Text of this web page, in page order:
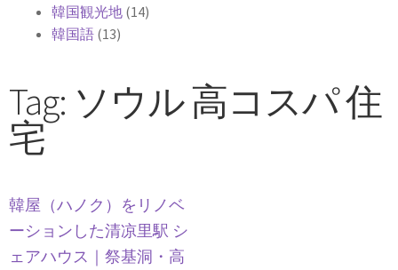
韓国観光地 (14)
韓国語 (13)
Tag: ソウル 高コスパ 住
宅
韓屋（ハノク）をリノベ
ーションした清凉里駅 シ
ェアハウス｜祭基洞・高